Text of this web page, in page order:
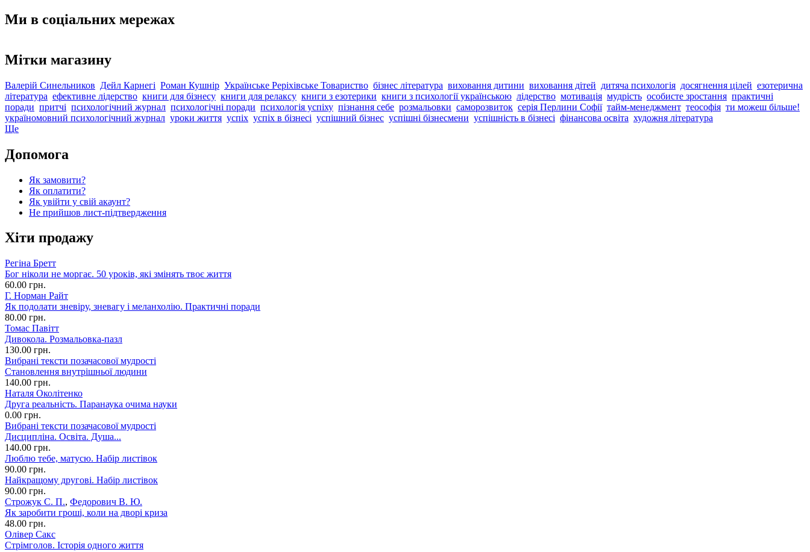
Ми в соціальних мережах
Мітки магазину
Валерій Синельников Дейл Карнегі Роман Кушнір Українське Реріхівське Товариство бізнес література виховання дитини виховання дітей дитяча психологія досягнення цілей езотерична
література ефективне лідерство книги для бізнесу книги для релаксу книги з езотерики книги з психології українською лідерство мотивація мудрість особисте зростання практичні
поради притчі психологічний журнал психологічні поради психологія успіху пізнання себе розмальовки саморозвиток серія Перлини Софії тайм-менеджмент теософія ти можеш більше!
україномовний психологічний журнал уроки життя успіх успіх в бізнесі успішний бізнес успішні бізнесмени успішність в бізнесі фінансова освіта художня література
Ще
Допомога
Як замовити?
Як оплатити?
Як увійти у свій акаунт?
Не прийшов лист-підтвердження
Хіти продажу
Регіна Бретт
Бог ніколи не моргає. 50 уроків, які змінять твоє життя
60.00 грн.
Г. Норман Райт
Як подолати зневіру, зневагу і меланхолію. Практичні поради
80.00 грн.
Томас Павітт
Дивокола. Розмальовка-пазл
130.00 грн.
Вибрані тексти позачасової мудрості
Становлення внутрішньої людини
140.00 грн.
Наталя Околітенко
Друга реальність. Паранаука очима науки
0.00 грн.
Вибрані тексти позачасової мудрості
Дисципліна. Освіта. Душа...
140.00 грн.
Люблю тебе, матусю. Набір листівок
90.00 грн.
Найкращому другові. Набір листівок
90.00 грн.
Строжук С. П., Федорович В. Ю.
Як заробити гроші, коли на дворі криза
48.00 грн.
Олівер Сакс
Стрімголов. Історія одного життя